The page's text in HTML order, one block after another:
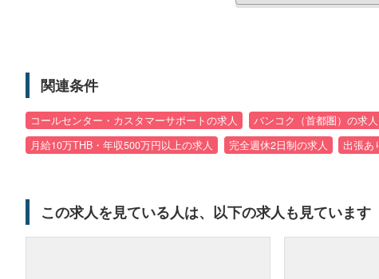
関連条件
コールセンター・カスタマーサポートの求人 バンコク（首都圏）の求人
月給10万THB・年収500万円以上の求人
完全週休2日制の求人 出張あ
この求人を見ている人は、以下の求人も見ています